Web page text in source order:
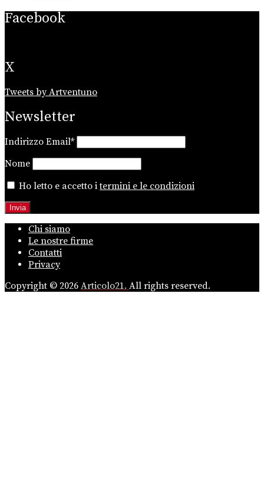
Facebook
X
Tweets by Artventuno
Newsletter
Indirizzo Email*
Nome
Ho letto e accetto itermini e le condizioni
Chi siamo
Le nostre firme
Contatti
Privacy
Copyright © 2026 Articolo21. All rights reserved.